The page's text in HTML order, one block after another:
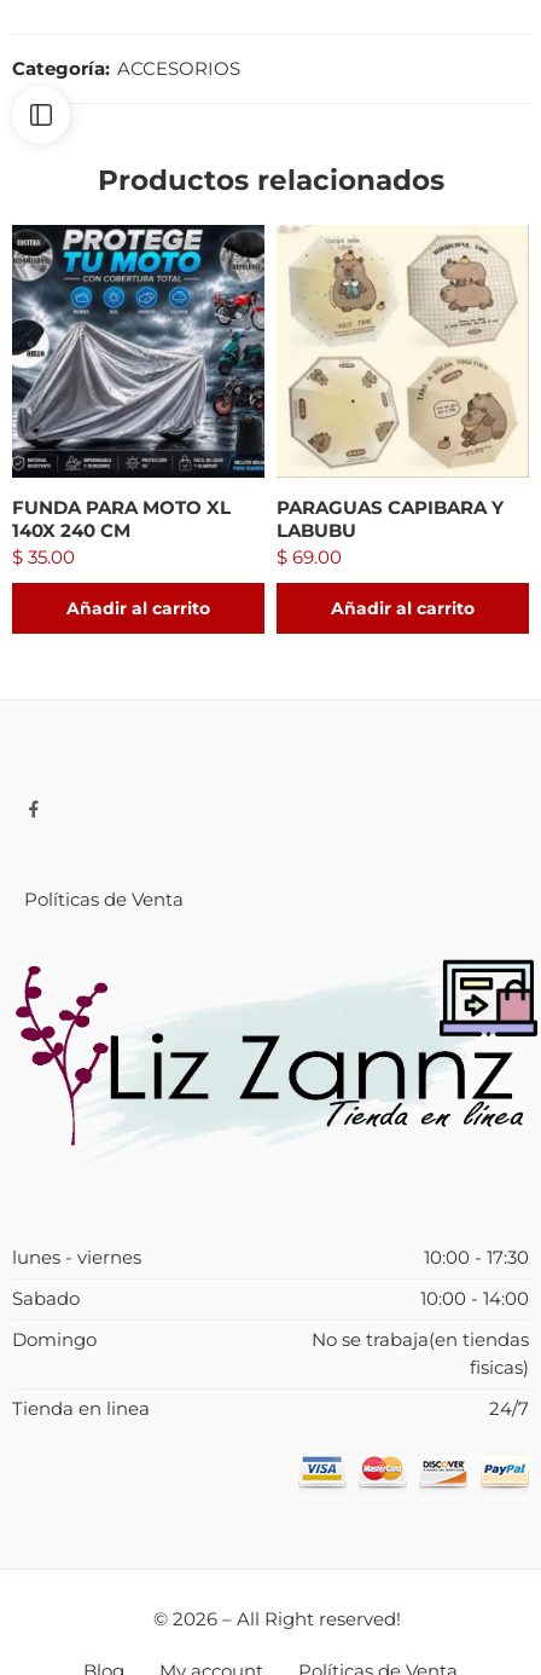
Categoría: ACCESORIOS
Productos relacionados
FUNDA PARA MOTO XL
140X 240 CM
$ 35.00
Añadir al carrito
PARAGUAS CAPIBARA Y
LABUBU
$ 69.00
Añadir al carrito
Políticas de Venta
lunes - viernes
10:00 - 17:30
Sabado
10:00 - 14:00
Domingo
No se trabaja(en tiendas
fisicas)
Tienda en linea
24/7
© 2026 – All Right reserved!